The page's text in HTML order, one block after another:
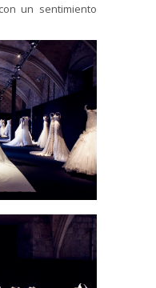
un sentimiento